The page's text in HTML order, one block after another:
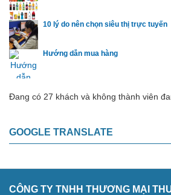
10 lý do nên chọn siêu thị trực tuyến
Hướng dẫn mua hàng
Đang có 27 khách và không thành viên
GOOGLE TRANSLATE
CÔNG TY TNHH THƯƠNG MẠI